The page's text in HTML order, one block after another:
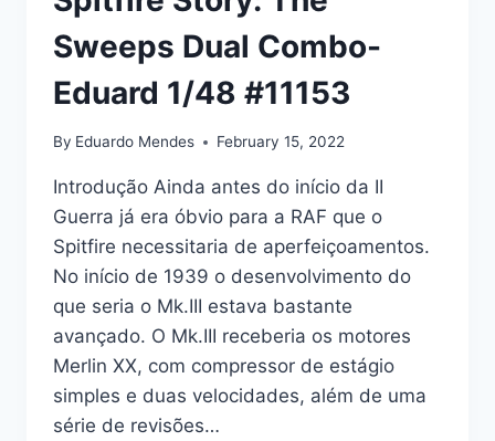
Sweeps Dual Combo-
Eduard 1/48 #11153
By Eduardo Mendes February 15, 2022
Introdução Ainda antes do início da II
Guerra já era óbvio para a RAF que o
Spitfire necessitaria de aperfeiçoamentos.
No início de 1939 o desenvolvimento do
que seria o Mk.III estava bastante
avançado. O Mk.III receberia os motores
Merlin XX, com compressor de estágio
simples e duas velocidades, além de uma
série de revisões…